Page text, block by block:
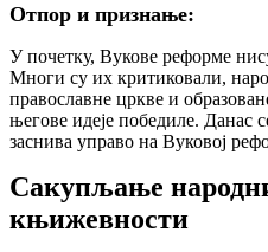
Отпор и признање:
У почетку, Вукове реформе
Многи су их критиковали,
православне цркве и
његове идеје победиле. Данас
заснива управо на Вуковој
Сакупљање
књижевности